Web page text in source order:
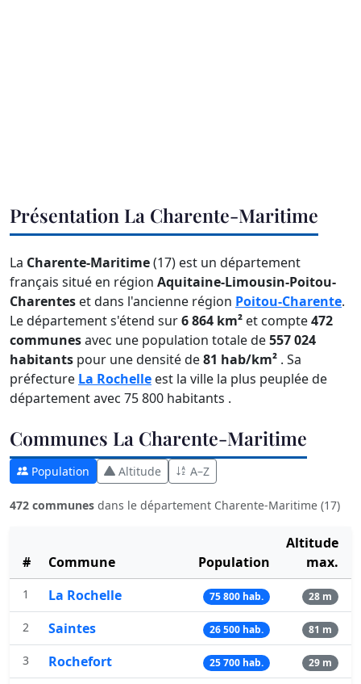
Présentation La Charente-Maritime
La Charente-Maritime(17) est un département
français situé en région Aquitaine-Limousin-Poitou-
Charentes et dans l'ancienne région Poitou-Charente.
Le département s'étend sur6 864 km² et compte472
communesavec une population totale de557 024
habitants pour une densité de81 hab/km² . Sa
préfecture La Rochelle est la ville la plus peuplée de
département avec 75 800 habitants .
Communes La Charente-Maritime
Population Altitude A–Z
472 communes dans le département Charente-Maritime (17)
# Commune Population
Altitude
max.
1 La Rochelle 75 800 hab. 28 m
2 Saintes 26 500 hab. 81 m
3 Rochefort 25 700 hab. 29 m